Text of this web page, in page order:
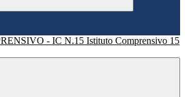
Istituto Comprensivo 15